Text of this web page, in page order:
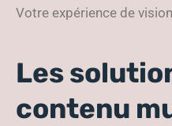
Votre expérience de
Les
contenu